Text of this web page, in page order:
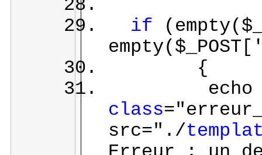
if
{
echo
class
src="./